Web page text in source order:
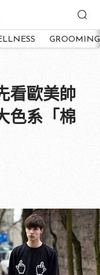
GROOMING
看歐美帥
色系「棉